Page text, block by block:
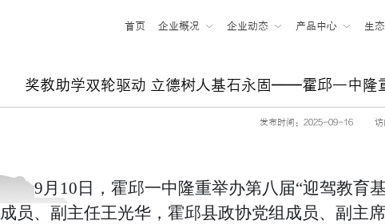
首页 企业概况 企业动态 产品中心 生
奖教助学双轮驱动 立德树人基石永固——霍邱一中
发布时间：2025-09-16 访
9月10日，霍邱一中隆重举办第八届“迎驾教育
成员、副主任王光华，霍邱县政协党组成员、副主席